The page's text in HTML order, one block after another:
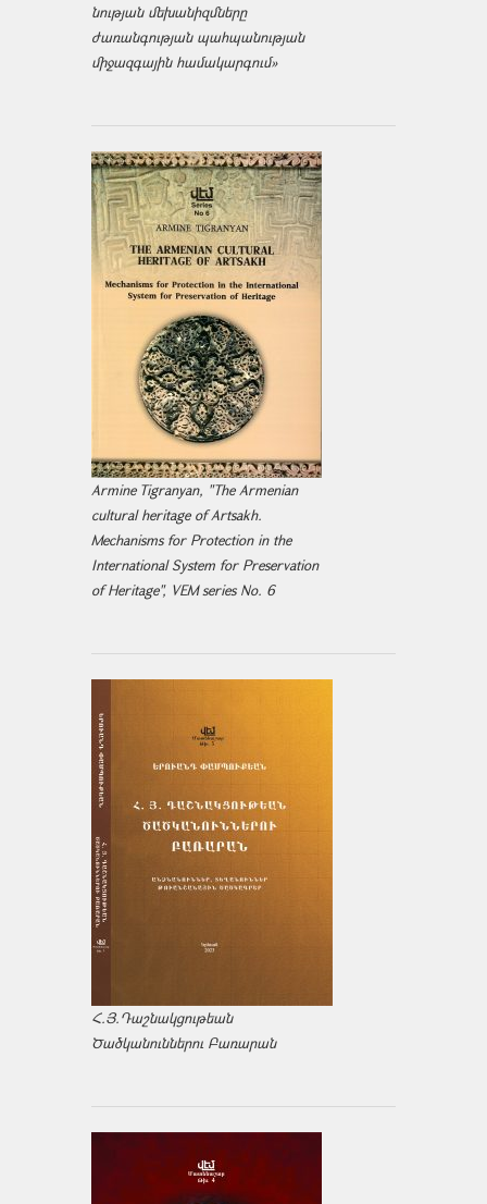
նության մեխանիզմները
ժառանգության պահպանության
միջազ­գային համակարգում»
Armine Tigranyan, "The Armenian
cultural heritage of Artsakh.
Mechanisms for Protection in the
International System for Preservation
of Heritage", VEM series No. 6
Հ.Յ.Դաշնակցութեան
Ծածկանուններու Բառարան